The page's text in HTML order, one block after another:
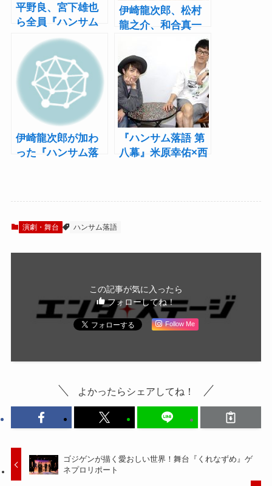
平野良、宮下雄也
ら全員『ハンサム
落語』経験者！第
十幕を迎えた熱い
セッション、開幕
伊崎龍次郎、松村
龍之介、和合真一
らが初参加『ハン
サム落語 第九幕』
開幕
伊崎龍次郎が加わ
った『ハンサム落
『ハンサム落語 第
八幕』米原幸佑×西
演劇・舞台 ハンサム落語
この記事が気に入ったら
フォローしてね！
Follow Me
よかったらシェアしてね！
ゴジゲンが描く愛おしい世界！舞台『くれなずめ』ゲ
ネプロリポート